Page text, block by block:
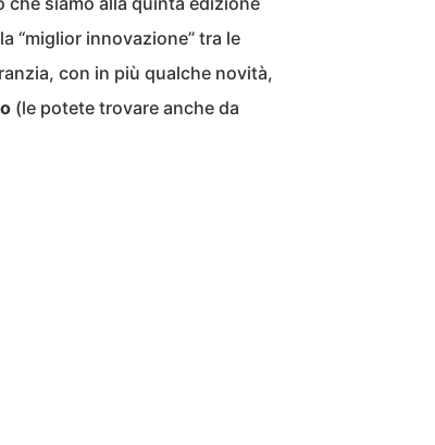
“miglior innovazione” tra le
con in più qualche novità,
(le potete trovare anche da